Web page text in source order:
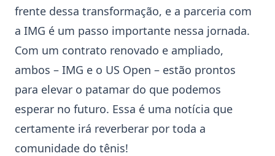
frente dessa transformação, e a parceria com
a IMG é um passo importante nessa jornada.
Com um contrato renovado e ampliado,
ambos – IMG e o US Open – estão prontos
para elevar o patamar do que podemos
esperar no futuro. Essa é uma notícia que
certamente irá reverberar por toda a
comunidade do tênis!